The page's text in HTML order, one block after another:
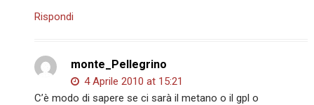
Rispondi
monte_Pellegrino
4 Aprile 2010 at 15:21
C’è modo di sapere se ci sarà il metano o il gpl o